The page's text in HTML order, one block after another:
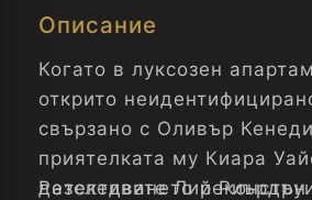
Описание
Когато в луксозен
открито
свързано с Оливър
приятелката му Киара
детективите Лий
Разследването